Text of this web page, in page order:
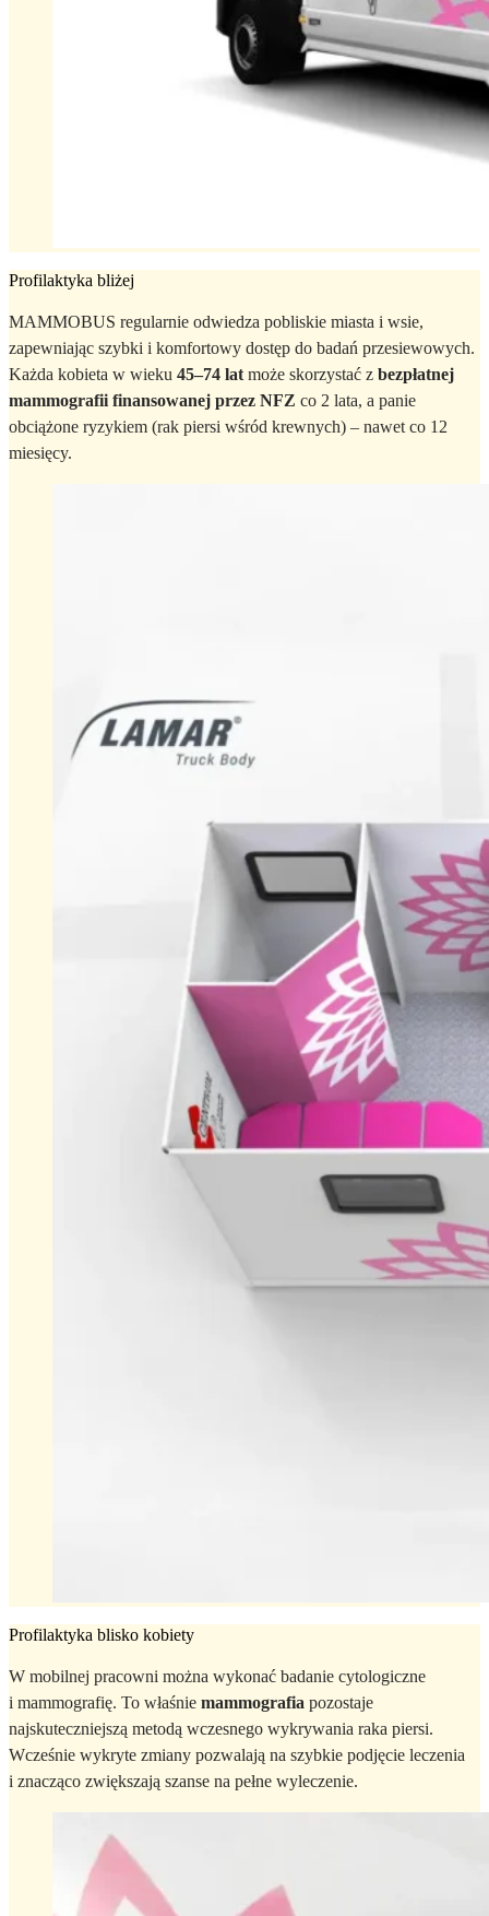
Profilaktyka bliżej
MAMMOBUS regularnie odwiedza pobliskie miasta i wsie,
zapewniając szybki i komfortowy dostęp do badań przesiewowych.
Każda kobieta w wieku 45–74 lat może skorzystać z bezpłatnej
mammografii finansowanej przez NFZ co 2 lata, a panie
obciążone ryzykiem (rak piersi wśród krewnych) – nawet co 12
miesięcy.
Profilaktyka blisko kobiety
W mobilnej pracowni można wykonać badanie cytologiczne
i mammografię. To właśnie mammografia pozostaje
najskuteczniejszą metodą wczesnego wykrywania raka piersi.
Wcześnie wykryte zmiany pozwalają na szybkie podjęcie leczenia
i znacząco zwiększają szanse na pełne wyleczenie.